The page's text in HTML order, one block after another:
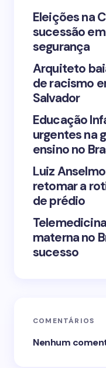
Your Comment *
Save my name
Eleições na
sucessão
segurança
Arquiteto
de racismo
Salvador
Educação
urgentes na
ensino no
Luiz
retomar a
de prédio
materna no
sucesso
COMENTÁRIOS
Nenhum